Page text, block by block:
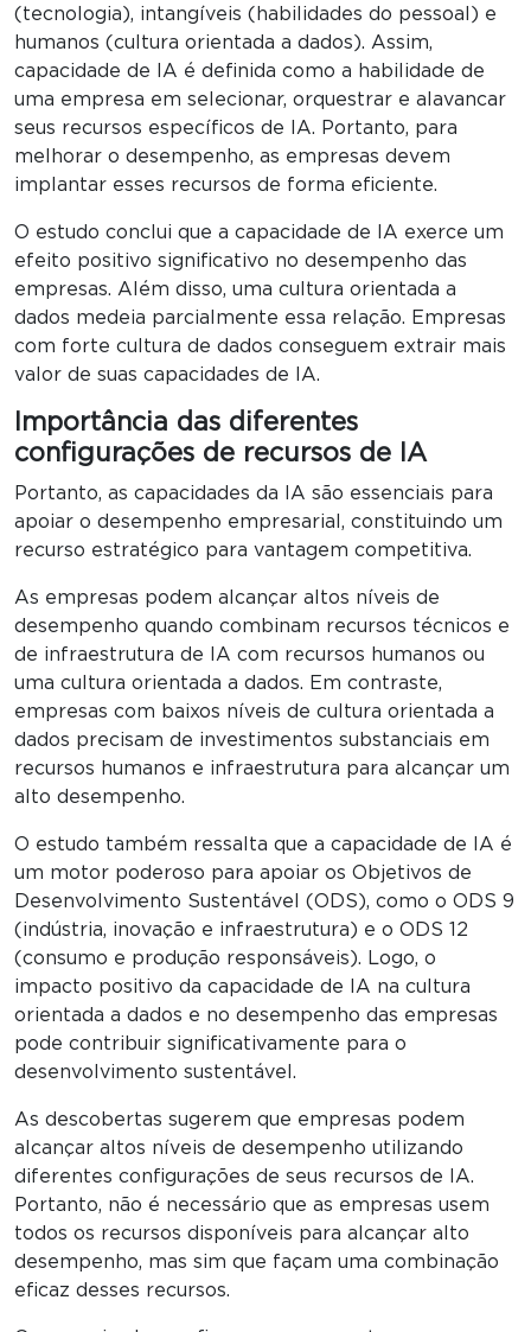
(tecnologia), intangíveis (habilidades do pessoal) e
humanos (cultura orientada a dados). Assim,
capacidade de IA é definida como a habilidade de
uma empresa em selecionar, orquestrar e alavancar
seus recursos específicos de IA. Portanto, para
melhorar o desempenho, as empresas devem
implantar esses recursos de forma eficiente.
O estudo conclui que a capacidade de IA exerce um
efeito positivo significativo no desempenho das
empresas. Além disso, uma cultura orientada a
dados medeia parcialmente essa relação. Empresas
com forte cultura de dados conseguem extrair mais
valor de suas capacidades de IA.
Importância das diferentes
configurações de recursos de IA
Portanto, as capacidades da IA são essenciais para
apoiar o desempenho empresarial, constituindo um
recurso estratégico para vantagem competitiva.
As empresas podem alcançar altos níveis de
desempenho quando combinam recursos técnicos e
de infraestrutura de IA com recursos humanos ou
uma cultura orientada a dados. Em contraste,
empresas com baixos níveis de cultura orientada a
dados precisam de investimentos substanciais em
recursos humanos e infraestrutura para alcançar um
alto desempenho.
O estudo também ressalta que a capacidade de IA é
um motor poderoso para apoiar os Objetivos de
Desenvolvimento Sustentável (ODS), como o ODS 9
(indústria, inovação e infraestrutura) e o ODS 12
(consumo e produção responsáveis). Logo, o
impacto positivo da capacidade de IA na cultura
orientada a dados e no desempenho das empresas
pode contribuir significativamente para o
desenvolvimento sustentável.
As descobertas sugerem que empresas podem
alcançar altos níveis de desempenho utilizando
diferentes configurações de seus recursos de IA.
Portanto, não é necessário que as empresas usem
todos os recursos disponíveis para alcançar alto
desempenho, mas sim que façam uma combinação
eficaz desses recursos.